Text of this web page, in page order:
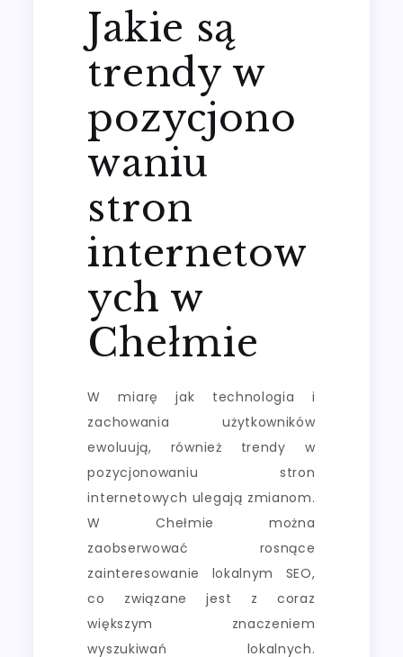
Jakie są
trendy w
pozycjono
waniu
stron
internetow
ych w
Chełmie
W miarę jak technologia i
zachowania użytkowników
ewoluują, również trendy w
pozycjonowaniu stron
internetowych ulegają zmianom.
W Chełmie można
zaobserwować rosnące
zainteresowanie lokalnym SEO,
co związane jest z coraz
większym znaczeniem
wyszukiwań lokalnych.